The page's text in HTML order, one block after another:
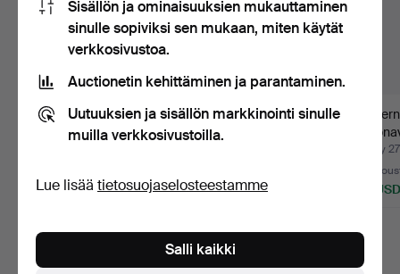
BANG & OLUFSEN.
Levysoitin kaiuttimilla,
55 USD
Falle Uldall. Kahdeksan
aluslautasen sarja…
86 USD
Myyty
5
93 USD
Sisällön ja ominaisuuksien mukauttaminen
sinulle sopiviksi sen mukaan, miten käytät
verkkosivustoa.
Auctionetin kehittäminen ja parantaminen.
Uutuuksien ja sisällön markkinointi sinulle
muilla verkkosivustoilla.
Lue lisää tietosuojaselosteestamme
Salli kaikki